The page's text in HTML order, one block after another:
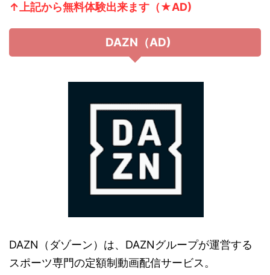
↑上記から無料体験出来ます（★AD)
DAZN（AD)
DAZN（ダゾーン）は、DAZNグループが運営する
スポーツ専門の定額制動画配信サービス。